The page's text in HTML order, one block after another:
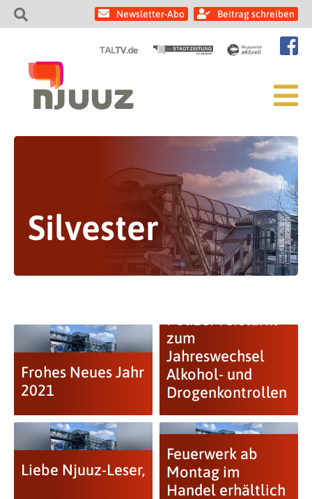
Newsletter-Abo Beitrag schreiben
Silvester
Frohes Neues Jahr
2021
zum
Jahreswechsel
Alkohol- und
Drogenkontrollen
Liebe Njuuz-Leser,
Feuerwerk ab
Montag im
Handel erhältlich